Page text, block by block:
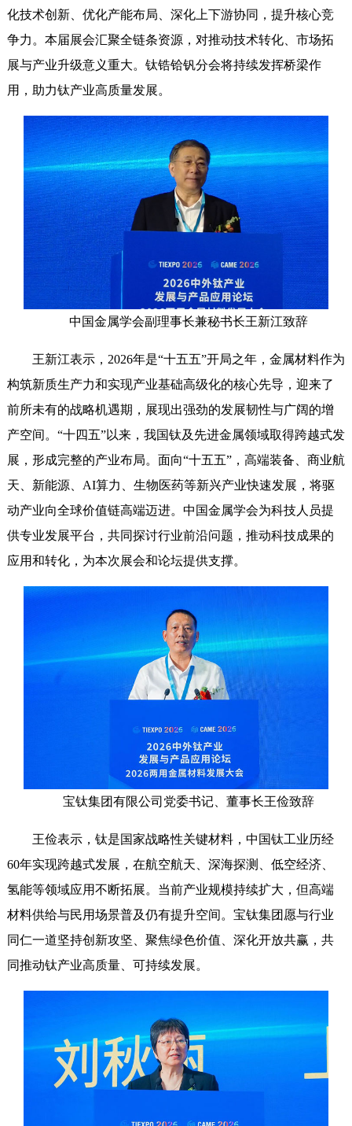
化技术创新、优化产能布局、深化上下游协同，提升核心竞
争力。本届展会汇聚全链条资源，对推动技术转化、市场拓
展与产业升级意义重大。钛锆铪钒分会将持续发挥桥梁作
用，助力钛产业高质量发展。
中国金属学会副理事长兼秘书长王新江致辞
王新江表示，2026年是“十五五”开局之年，金属材料作为
构筑新质生产力和实现产业基础高级化的核心先导，迎来了
前所未有的战略机遇期，展现出强劲的发展韧性与广阔的增
产空间。“十四五”以来，我国钛及先进金属领域取得跨越式发
展，形成完整的产业布局。面向“十五五”，高端装备、商业航
天、新能源、AI算力、生物医药等新兴产业快速发展，将驱
动产业向全球价值链高端迈进。中国金属学会为科技人员提
供专业发展平台，共同探讨行业前沿问题，推动科技成果的
应用和转化，为本次展会和论坛提供支撑。
宝钛集团有限公司党委书记、董事长王俭致辞
王俭表示，钛是国家战略性关键材料，中国钛工业历经
60年实现跨越式发展，在航空航天、深海探测、低空经济、
氢能等领域应用不断拓展。当前产业规模持续扩大，但高端
材料供给与民用场景普及仍有提升空间。宝钛集团愿与行业
同仁一道坚持创新攻坚、聚焦绿色价值、深化开放共赢，共
同推动钛产业高质量、可持续发展。